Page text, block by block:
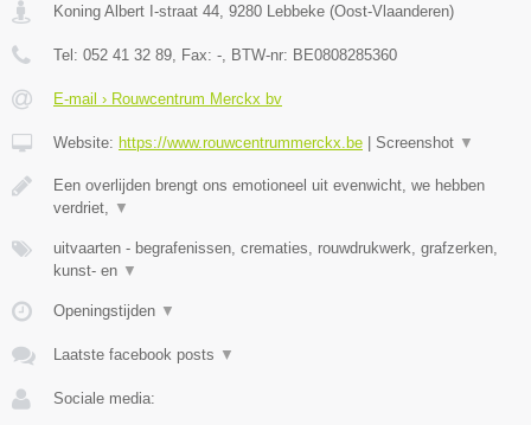
Koning Albert I-straat 44 9280 Lebbeke (Oost-Vlaanderen)
Tel: 052 41 32 89 , Fax: - , BTW-nr: BE0808285360
E-mail › Rouwcentrum Merckx bv
Website: https://www.rouwcentrummerckx.be | Screenshot ▼
Een overlijden brengt ons emotioneel uit evenwicht, we hebben
verdriet,
▼
uitvaarten - begrafenissen, crematies, rouwdrukwerk, grafzerken,
kunst- en ▼
Openingstijden ▼
Laatste facebook posts ▼
Sociale media: